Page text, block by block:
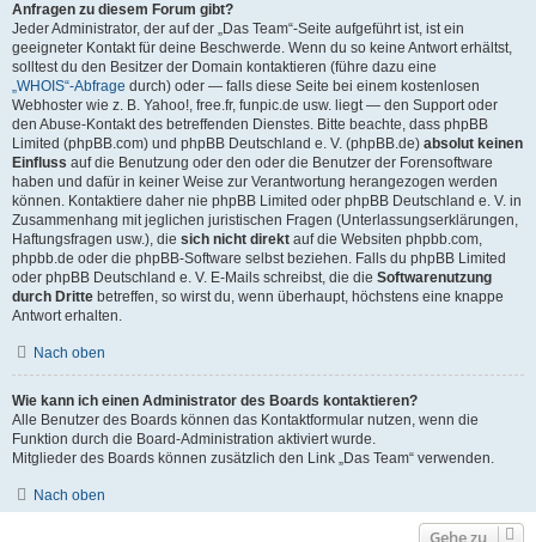
Anfragen zu diesem Forum gibt?
Jeder Administrator, der auf der „Das Team“-Seite aufgeführt ist, ist ein
geeigneter Kontakt für deine Beschwerde. Wenn du so keine Antwort erhältst,
solltest du den Besitzer der Domain kontaktieren (führe dazu eine
„WHOIS“-Abfrage durch) oder — falls diese Seite bei einem kostenlosen
Webhoster wie z. B. Yahoo!, free.fr, funpic.de usw. liegt — den Support oder
den Abuse-Kontakt des betreffenden Dienstes. Bitte beachte, dass phpBB
Limited (phpBB.com) und phpBB Deutschland e. V. (phpBB.de) absolut keinen
Einfluss auf die Benutzung oder den oder die Benutzer der Forensoftware
haben und dafür in keiner Weise zur Verantwortung herangezogen werden
können. Kontaktiere daher nie phpBB Limited oder phpBB Deutschland e. V. in
Zusammenhang mit jeglichen juristischen Fragen (Unterlassungserklärungen,
Haftungsfragen usw.), die sich nicht direkt auf die Websiten phpbb.com,
phpbb.de oder die phpBB-Software selbst beziehen. Falls du phpBB Limited
oder phpBB Deutschland e. V. E-Mails schreibst, die die Softwarenutzung
durch Dritte betreffen, so wirst du, wenn überhaupt, höchstens eine knappe
Antwort erhalten.
Nach oben
Wie kann ich einen Administrator des Boards kontaktieren?
Alle Benutzer des Boards können das Kontaktformular nutzen, wenn die
Funktion durch die Board-Administration aktiviert wurde.
Mitglieder des Boards können zusätzlich den Link „Das Team“ verwenden.
Nach oben
Gehe zu